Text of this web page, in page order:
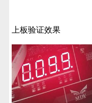
上板验证效果